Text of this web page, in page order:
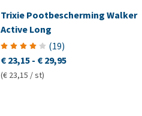
Trixie Pootbescherming Walker
Active Long
(19)
€ 23,15 - € 29,95
(€ 23,15 / st)